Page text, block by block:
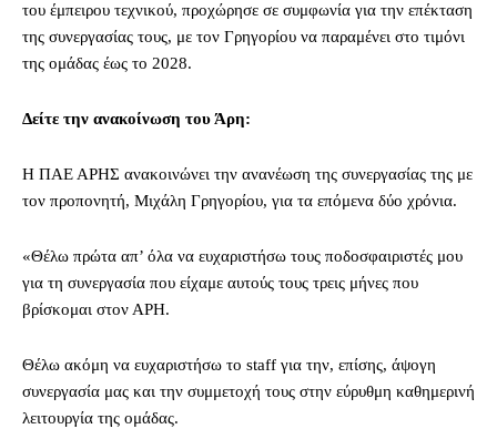
του έμπειρου τεχνικού, προχώρησε σε συμφωνία για την επέκταση
της συνεργασίας τους, με τον Γρηγορίου να παραμένει στο τιμόνι
της ομάδας έως το 2028.
Δείτε την ανακοίνωση του Άρη:
Η ΠΑΕ ΑΡΗΣ ανακοινώνει την ανανέωση της συνεργασίας της με
τον προπονητή, Μιχάλη Γρηγορίου, για τα επόμενα δύο χρόνια.
«Θέλω πρώτα απ’ όλα να ευχαριστήσω τους ποδοσφαιριστές μου
για τη συνεργασία που είχαμε αυτούς τους τρεις μήνες που
βρίσκομαι στον ΑΡΗ.
Θέλω ακόμη να ευχαριστήσω το staff για την, επίσης, άψογη
συνεργασία μας και την συμμετοχή τους στην εύρυθμη καθημερινή
λειτουργία της ομάδας.